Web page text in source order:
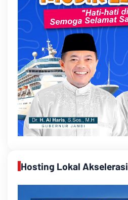
Hosting Lokal Akselerasi